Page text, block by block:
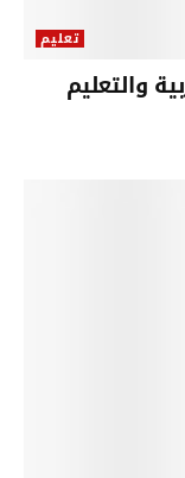
تعليم
والتعليم